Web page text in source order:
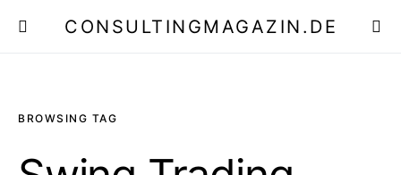
CONSULTINGMAGAZIN.DE
BROWSING TAG